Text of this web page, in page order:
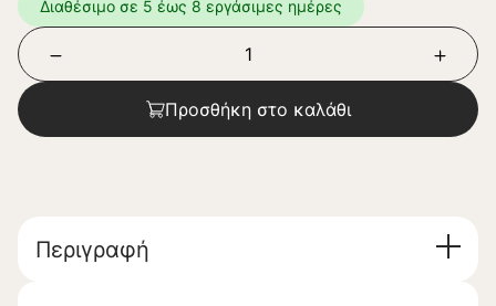
Διαθέσιμο σε 5 έως 8 εργάσιμες ημέρες
Προσθήκη στο καλάθι
Περιγραφή